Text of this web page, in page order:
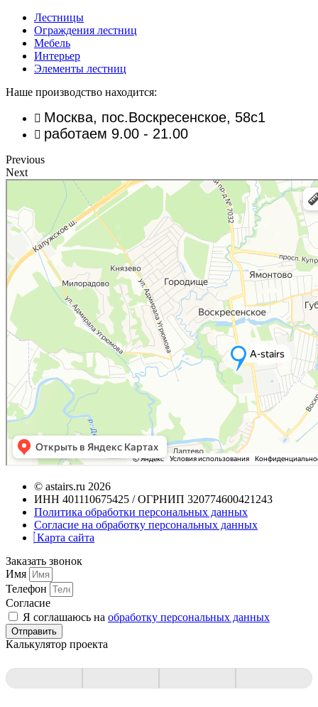
Лестницы
Ограждения лестниц
Мебель
Интерьер
Элементы лестниц
Наше производство находится:
Москва, пос.Воскресенское, 58с1
работаем 9.00 - 21.00
Previous
Next
© astairs.ru 2026
ИНН 401110675425 / ОГРНИП 320774600421243
Политика обработки персональных данных
Согласие на обработку персональных данных
Карта сайта
Заказать звонок
Имя
Телефон
Согласие
Я соглашаюсь на обработку персональных данных
Отправить
Калькулятор проекта